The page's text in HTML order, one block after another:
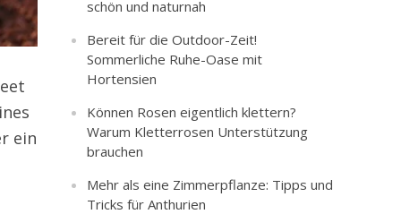
ein
schön und naturnah
Bereit für die Outdoor-Zeit!
Sommerliche Ruhe-Oase mit
Hortensien
Können Rosen eigentlich klettern?
Warum Kletterrosen Unterstützung
brauchen
Mehr als eine Zimmerpflanze: Tipps und
Tricks für Anthurien